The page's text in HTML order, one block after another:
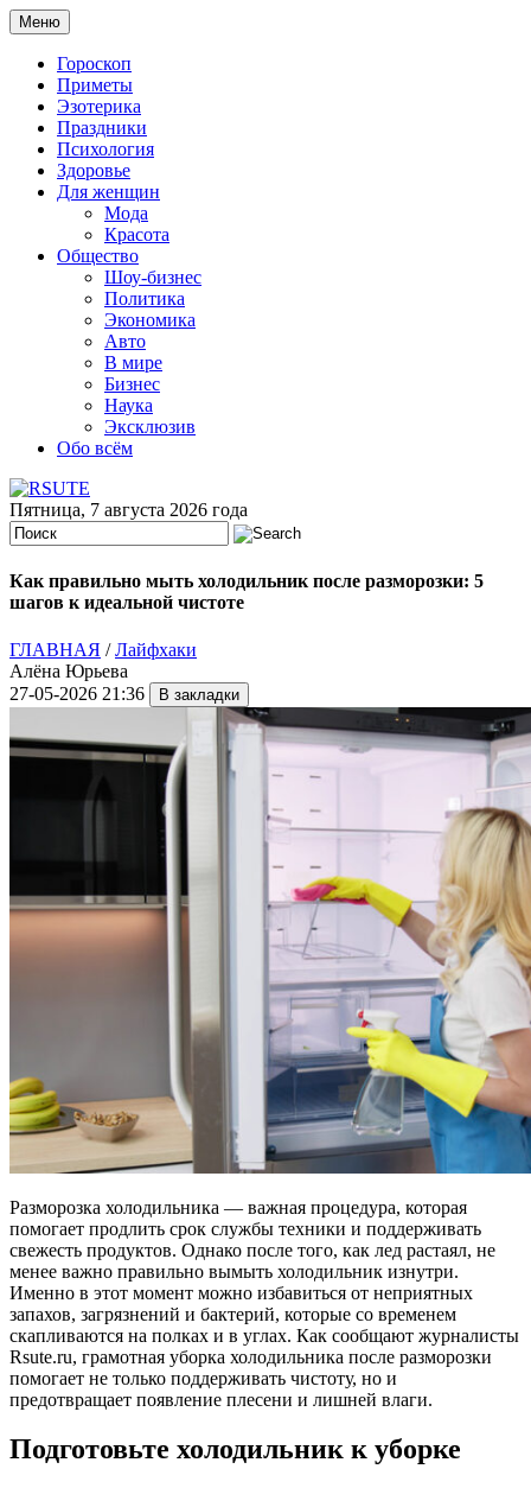
Меню
Гороскоп
Приметы
Эзотерика
Праздники
Психология
Здоровье
Для женщин
Мода
Красота
Общество
Шоу-бизнес
Политика
Экономика
Авто
В мире
Бизнес
Наука
Эксклюзив
Обо всём
Пятница, 7 августа 2026 года
Как правильно мыть холодильник после разморозки: 5
шагов к идеальной чистоте
ГЛАВНАЯ /Лайфхаки
Алёна Юрьева
27-05-2026 21:36
Разморозка холодильника — важная процедура, которая
помогает продлить срок службы техники и поддерживать
свежесть продуктов. Однако после того, как лед растаял, не
менее важно правильно вымыть холодильник изнутри.
Именно в этот момент можно избавиться от неприятных
запахов, загрязнений и бактерий, которые со временем
скапливаются на полках и в углах. Как сообщают журналисты
Rsute.ru, грамотная уборка холодильника после разморозки
помогает не только поддерживать чистоту, но и
предотвращает появление плесени и лишней влаги.
Подготовьте холодильник к уборке